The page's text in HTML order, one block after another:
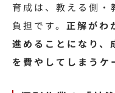
育成は、教える側・
負担です。 正解がわ
進めることになり、
を費やしてしまうケ